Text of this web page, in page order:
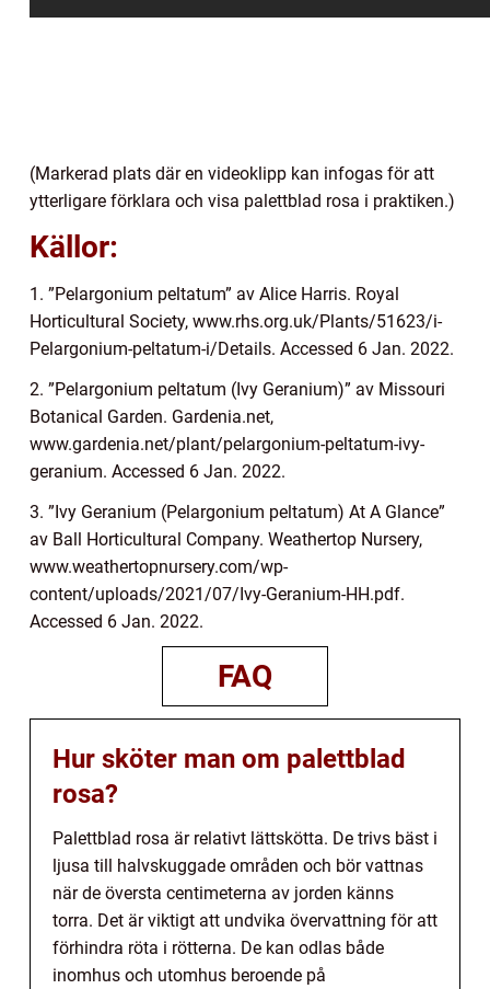
(Markerad plats där en videoklipp kan infogas för att
ytterligare förklara och visa palettblad rosa i praktiken.)
Källor:
1. ”Pelargonium peltatum” av Alice Harris. Royal
Horticultural Society, www.rhs.org.uk/Plants/51623/i-
Pelargonium-peltatum-i/Details. Accessed 6 Jan. 2022.
2. ”Pelargonium peltatum (Ivy Geranium)” av Missouri
Botanical Garden. Gardenia.net,
www.gardenia.net/plant/pelargonium-peltatum-ivy-
geranium. Accessed 6 Jan. 2022.
3. ”Ivy Geranium (Pelargonium peltatum) At A Glance”
av Ball Horticultural Company. Weathertop Nursery,
www.weathertopnursery.com/wp-
content/uploads/2021/07/Ivy-Geranium-HH.pdf.
Accessed 6 Jan. 2022.
FAQ
Hur sköter man om palettblad
rosa?
Palettblad rosa är relativt lättskötta. De trivs bäst i
ljusa till halvskuggade områden och bör vattnas
när de översta centimeterna av jorden känns
torra. Det är viktigt att undvika övervattning för att
förhindra röta i rötterna. De kan odlas både
inomhus och utomhus beroende på